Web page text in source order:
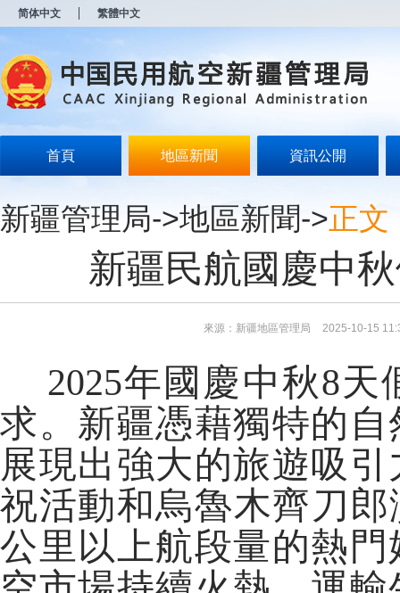
简体中文 繁體中文
首頁 地區新聞 資訊公開
新疆管理局->地區新聞->正文
新疆民航國慶中
來源：新疆地區管理局 2025-10-15
2025年國慶中秋8天
求。新疆憑藉獨特的
展現出強大的旅遊吸
祝活動和烏魯木齊刀
公里以上航段量的熱
开
无
障
说
Alt
加